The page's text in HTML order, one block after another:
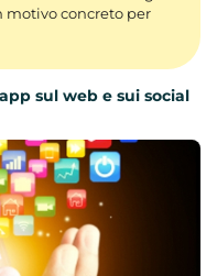
motivo concreto per
sul web e sui social